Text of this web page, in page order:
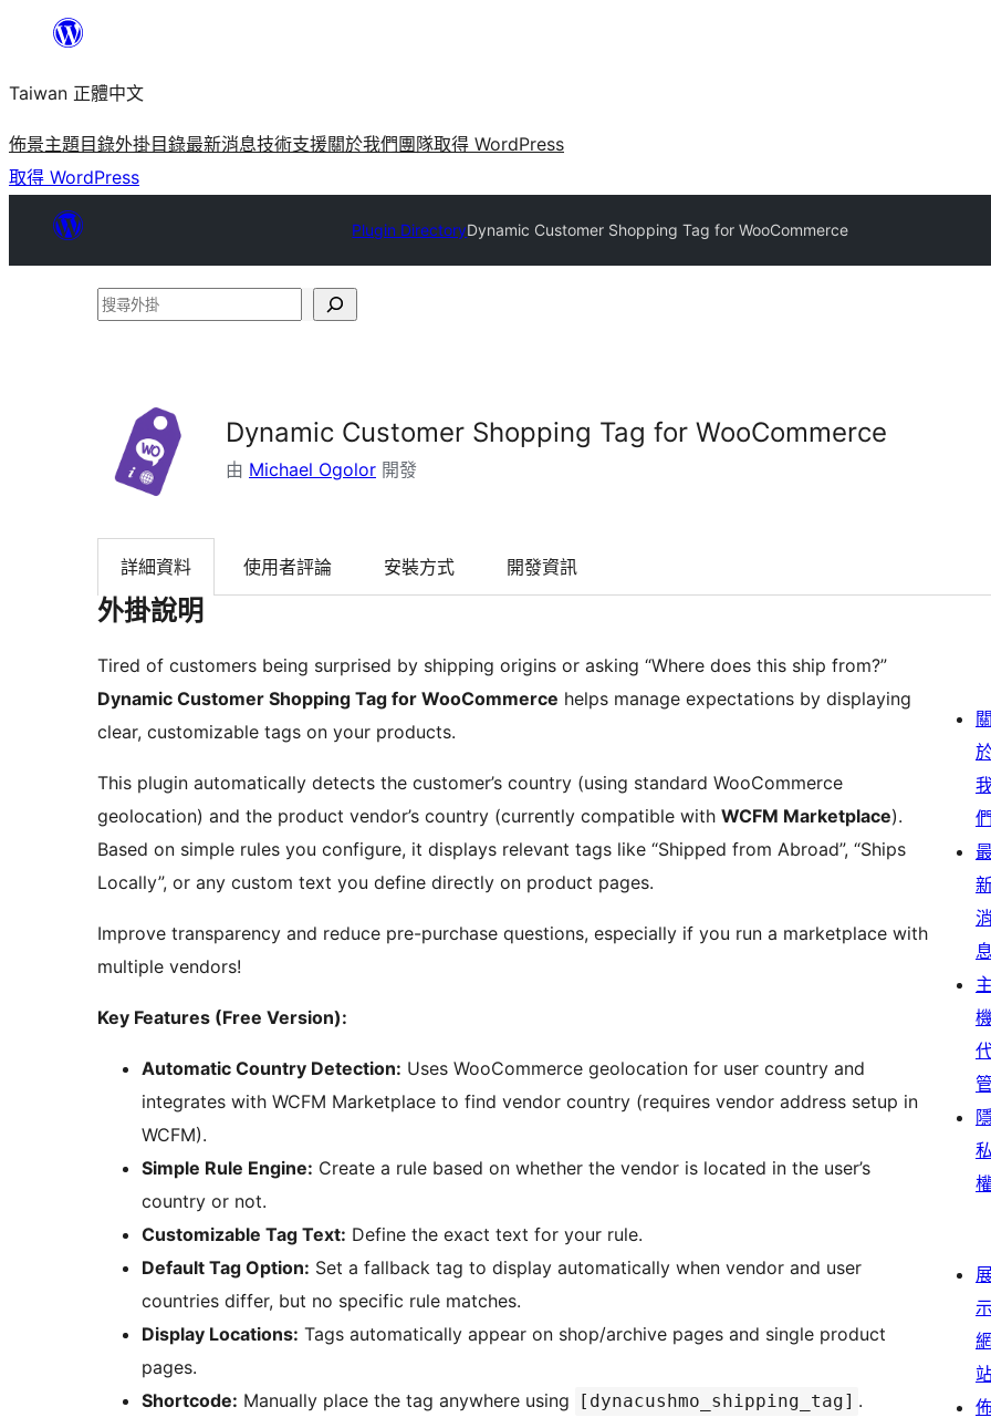
主
要
內
容
Taiwan 正體中文
佈景主題目錄外掛目錄最新消息技術支援關於我們 團隊取得 WordPress
取得 WordPress
Plugin DirectoryDynamic Customer Shopping Tag for WooCommerce
搜
Dynamic Customer Shopping Tag for WooCommerce
由 Michael Ogolor 開發
詳細資料 使用者評論 安裝方式 開發資訊
外掛說明
Tired of customers being surprised by shipping origins or asking “Where does this ship from?”
Dynamic Customer Shopping Tag for WooCommerce helps manage expectations by displaying
clear, customizable tags on your products.
This plugin automatically detects the customer’s country (using standard WooCommerce
geolocation) and the product vendor’s country (currently compatible with WCFM Marketplace).
Based on simple rules you configure, it displays relevant tags like “Shipped from Abroad”, “Ships
Locally”, or any custom text you define directly on product pages.
Improve transparency and reduce pre-purchase questions, especially if you run a marketplace with
multiple vendors!
Key Features (Free Version):
Automatic Country Detection: Uses WooCommerce geolocation for user country and
integrates with WCFM Marketplace to find vendor country (requires vendor address setup in
WCFM).
Simple Rule Engine: Create a rule based on whether the vendor is located in the user’s
country or not.
Customizable Tag Text: Define the exact text for your rule.
Default Tag Option: Set a fallback tag to display automatically when vendor and user
countries differ, but no specific rule matches.
Display Locations: Tags automatically appear on shop/archive pages and single product
pages.
Shortcode: Manually place the tag anywhere using [dynacushmo_shipping_tag] .
關
們
最
消
息
主
私
網